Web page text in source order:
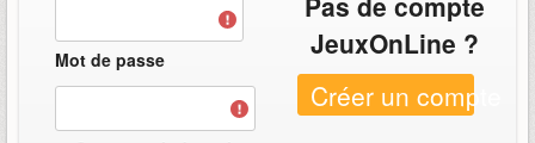
Mot de passe
JeuxOnLine ?
Créer un compte